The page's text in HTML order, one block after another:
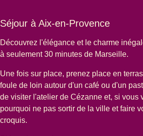
Séjour à Aix-en-Provence
Découvrez l'élégance et le charme
à seulement 30 minutes de Marseille.
Une fois sur place, prenez place en
foule de loin autour d'un café ou d'un
de visiter l'atelier de Cézanne et, si vous
pourquoi ne pas sortir de la ville et faire
croquis.